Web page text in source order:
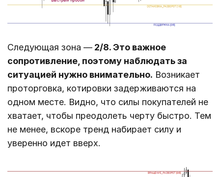
Следующая зона ― 2/8. Это важное
сопротивление, поэтому наблюдать за
ситуацией нужно внимательно. Возникает
проторговка, котировки задерживаются на
одном месте. Видно, что силы покупателей не
хватает, чтобы преодолеть черту быстро. Тем
не менее, вскоре тренд набирает силу и
уверенно идет вверх.